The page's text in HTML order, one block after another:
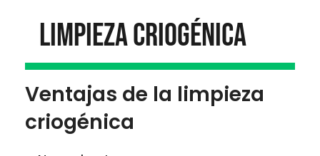
Limpieza Criogénica
Ventajas de la limpieza
criogénica